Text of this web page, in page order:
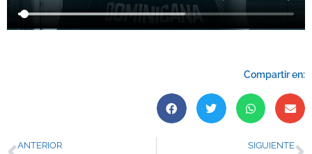
Compartir en:
ANTERIOR SIGUIENTE